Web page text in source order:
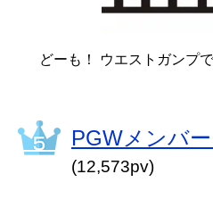
どーも！ ウエストガンプ
PGWメンバ
(12,573pv)